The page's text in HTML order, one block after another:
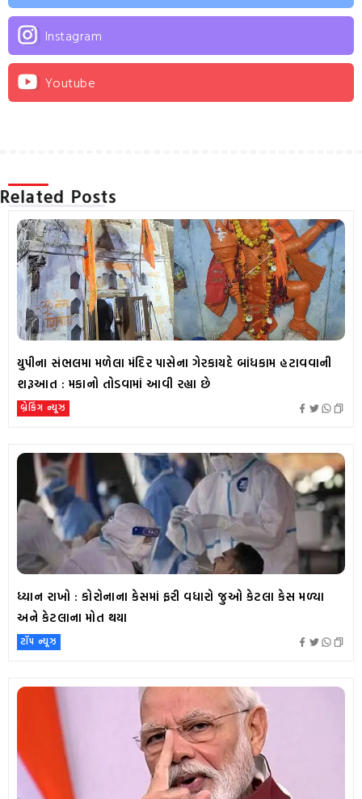
Instagram
Youtube
Related Posts
યુપીના સંભલમા મળેલા મંદિર પાસેના ગેરકાયદે બાંધકામ હટાવવાની
શરૂઆત : મકાનો તોડવામાં આવી રહ્યા છે
બ્રેકિંગ ન્યૂઝ
ધ્યાન રાખો : કોરોનાના કેસમાં ફરી વધારો જુઓ કેટલા કેસ મળ્યા
અને કેટલાના મોત થયા
ટૉપ ન્યૂઝ